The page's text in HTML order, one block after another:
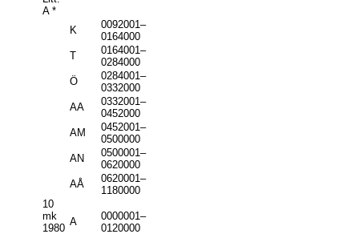
A *
K
0092001–
0164000
T
0164001–
0284000
Ö
0284001–
0332000
AA
0332001–
0452000
AM
0452001–
0500000
AN
0500001–
0620000
AÅ
0620001–
1180000
10
mk
1980
A
0000001–
0120000